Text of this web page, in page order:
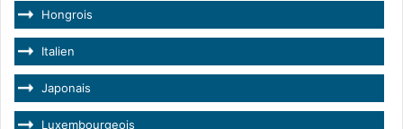
Hongrois
Italien
Japonais
Luxembourgeois